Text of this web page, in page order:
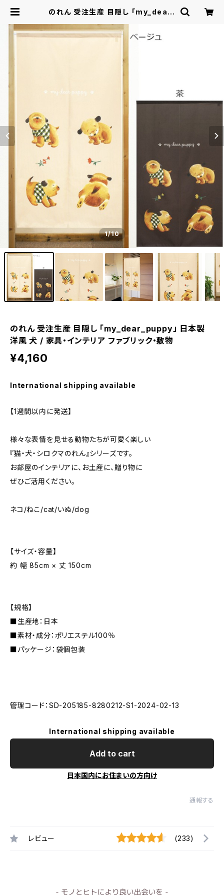
のれん 受注生産 目隠し 「my_dear_
テリア ファブリック・敷物 | ロシナン
テ！オンライン - 総合ショッピングサ
イト -
1/10
のれん 受注生産 目隠し 「my_dear_puppy」 日本製
洋風 犬 / 家具・インテリア ファブリック・敷物
¥4,160
International shipping available
【1週間以内に発送】
様々な表情を見せる動物たちが可愛く楽しい
『猫・犬・シロクマのれん』シリーズです。
お部屋のインテリアに、お土産に、贈り物に
ぜひご活用ください。
ネコ/ねこ/cat/いぬ/dog
【サイズ・容量】
約 幅 85cm × 丈 150cm
【規格】
■生産地：日本
■素材・成分：ポリエステル100％
■パッケージ：袋個包装
管理コード：SD-205185-8280212-S1-2024-02-13
International shipping available
Add to cart
日本国内にお住まいの方向け
通報する
レビュー (233)